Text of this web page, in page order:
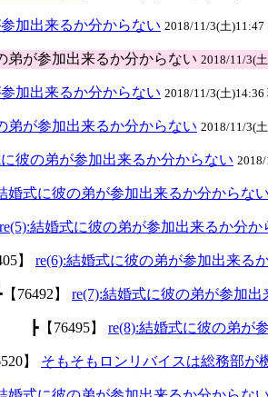
加出来るか分からない 2018/11/3(土)11:47
弟が参加出来るか分からない 2018/11/3(
加出来るか分からない 2018/11/3(土)14:36
弟が参加出来るか分からない 2018/11/3(
彼の弟が参加出来るか分からない
婚式に彼の弟が参加出来るか分からない
re(5):結婚式に彼の弟が参加出来るか分か
】 re(6):結婚式に彼の弟が参加出来る
┣【76492】 re(7):結婚式に彼の弟が参加
┣【76495】 re(8):結婚式に彼の弟が
】 そもそもロンリバイスは総務部が